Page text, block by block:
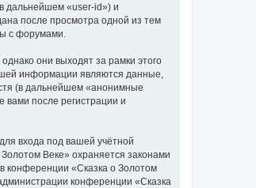
дальнейшем «user-id») и
после просмотра одной из тем
с форумами.
они выходят за рамки этого
информации являются данные,
(в дальнейшем «анонимные
после регистрации и
входа под вашей учётной
Веке» охраняется законами
конференции «Сказка о Золотом
конференции «Сказка